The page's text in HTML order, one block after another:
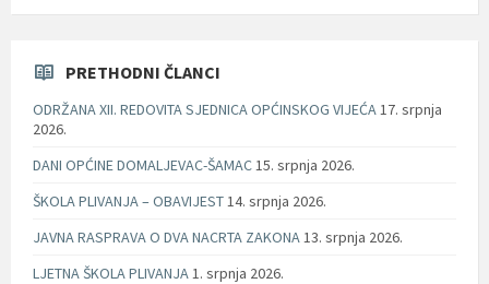
PRETHODNI ČLANCI
ODRŽANA XII. REDOVITA SJEDNICA OPĆINSKOG VIJEĆA17. srpnja
2026.
DANI OPĆINE DOMALJEVAC-ŠAMAC15. srpnja 2026.
ŠKOLA PLIVANJA – OBAVIJEST14. srpnja 2026.
JAVNA RASPRAVA O DVA NACRTA ZAKONA13. srpnja 2026.
LJETNA ŠKOLA PLIVANJA1. srpnja 2026.